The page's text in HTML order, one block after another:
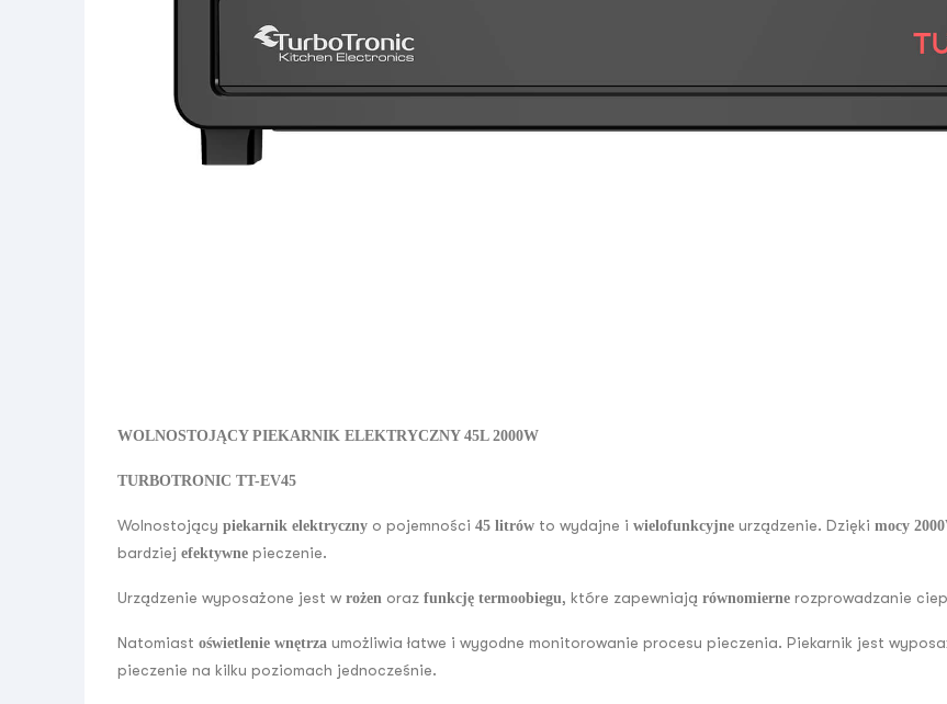
WOLNOSTOJĄCY PIEKARNIK ELEKTRYCZNY 45L 2000W
TURBOTRONIC TT-EV45
Wolnostojący piekarnik elektryczny o pojemności 45 litrów to wydajne i wielofunkcyjne urządzenie. Dzięki mocy
bardziej efektywne pieczenie.
Urządzenie wyposażone jest w rożen oraz funkcję termoobiegu, które zapewniają równomierne rozprowadzanie
Natomiast oświetlenie wnętrza umożliwia łatwe i wygodne monitorowanie procesu pieczenia. Piekarnik jest
pieczenie na kilku poziomach jednocześnie.